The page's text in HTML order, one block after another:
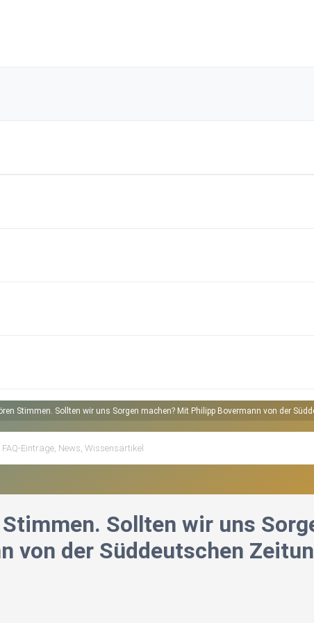
Stimmen. Sollten wir uns Sorgen machen? Mit Philipp Bovermann von der
Sollten wir uns
von der Süddeutschen